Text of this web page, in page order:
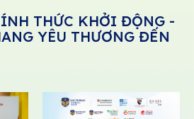
THỨC KHỞI ĐỘNG -
YÊU THƯƠNG ĐẾN